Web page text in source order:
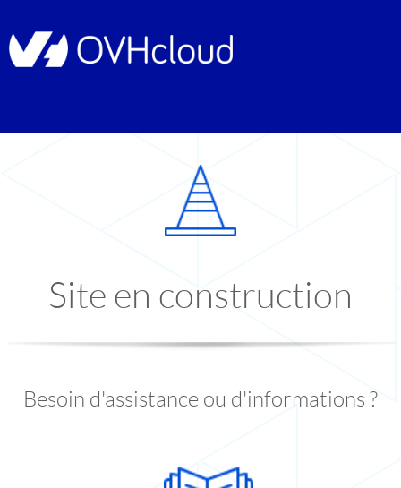
Site en construction
Besoin d'assistance ou d'informations ?